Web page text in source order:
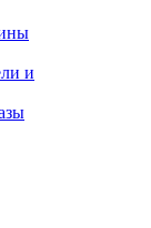
и